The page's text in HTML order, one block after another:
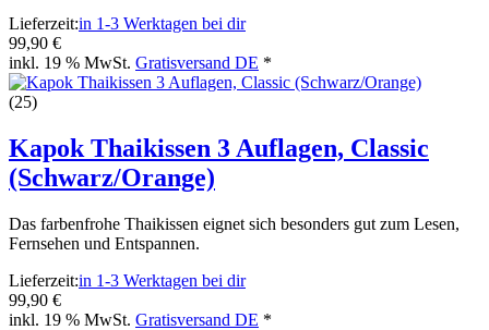
Lieferzeit:in 1-3 Werktagen bei dir
99,90 €
inkl. 19 % MwSt. Gratisversand DE *
(25)
Kapok Thaikissen 3 Auflagen, Classic
(Schwarz/Orange)
Das farbenfrohe Thaikissen eignet sich besonders gut zum Lesen,
Fernsehen und Entspannen.
Lieferzeit:in 1-3 Werktagen bei dir
99,90 €
inkl. 19 % MwSt. Gratisversand DE *